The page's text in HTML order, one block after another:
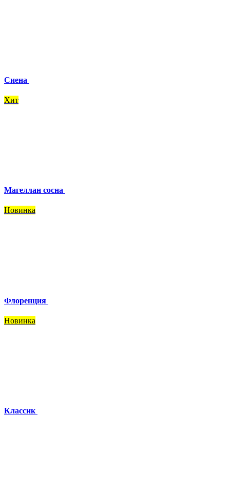
Сиена
Хит
Магеллан сосна
Новинка
Флоренция
Новинка
Классик